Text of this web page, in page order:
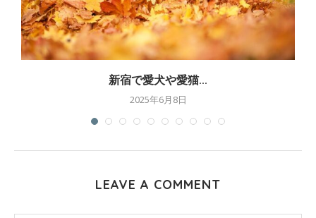
新宿で愛犬や愛猫...
2025年6月8日
LEAVE A COMMENT